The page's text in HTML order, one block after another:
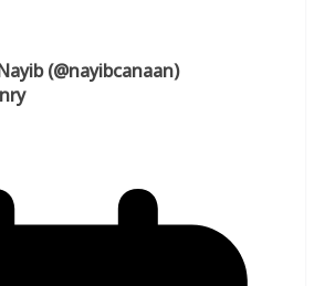
(@nayibcanaan)